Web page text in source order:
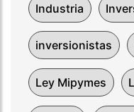
Industria
inversionistas
Ley Mipymes